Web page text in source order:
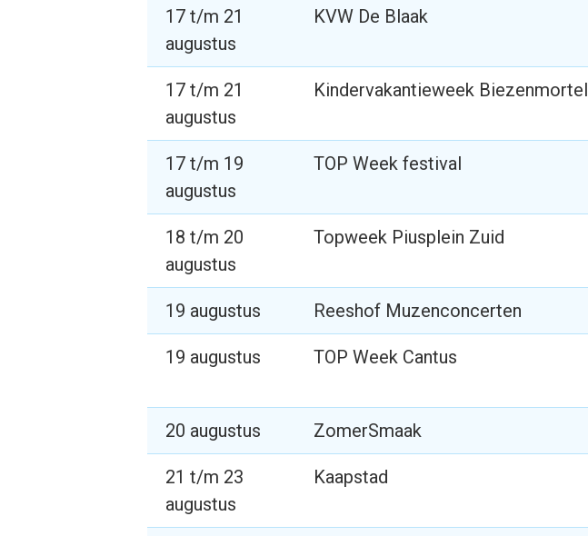
17 t/m 21
augustus
KVW De Blaak
17 t/m 21
augustus
Kindervakantieweek Biezenmortel
17 t/m 19
augustus
TOP Week festival
18 t/m 20
augustus
Topweek Piusplein Zuid
19 augustus Reeshof Muzenconcerten
19 augustus TOP Week Cantus
20 augustus ZomerSmaak
21 t/m 23
augustus
Kaapstad